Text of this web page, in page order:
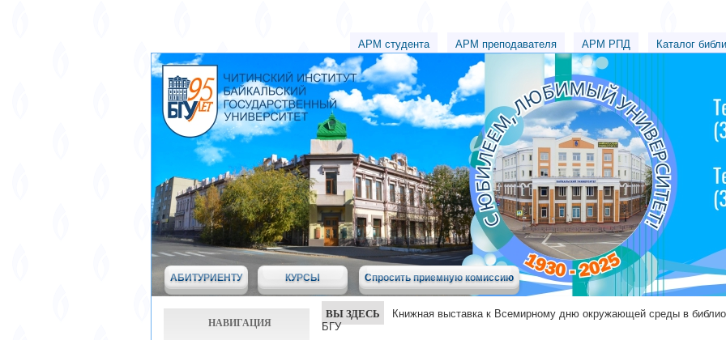
АРМ студента АРМ преподавателя АРМ РПД Каталог
АБИТУРИЕНТУ КУРСЫ Спросить приемную комиссию
НАВИГАЦИЯ
ВЫ ЗДЕСЬ
Книжная выставка к Всемирному дню окружающей среды в
БГУ